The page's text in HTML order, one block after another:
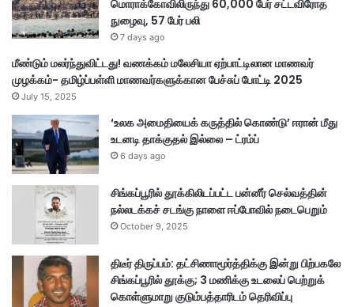
மொராக்கோவிலிருந்து 60,000 பேர் சட்டவிரோத
நுழைவு, 57 பேர் பலி
7 days ago
மீண்டும் மலர்ந்துவிட்டது! வணக்கம் மலேசியா ஏற்பாட்டிலான மாணவர்
முழக்கம்- தமிழ்ப்பள்ளி மாணவர்களுக்கான பேச்சுப் போட்டி 2025
July 15, 2025
‘உலக அமைதியைக் கருத்தில் கொண்டு’ ஈரான் மீது
உடனடி தாக்குதல் இல்லை – ட்ரம்ப்
6 days ago
சிங்கப்பூரில் தூக்கிலிடப்பட்ட பன்னீர் செல்வத்தின்
நல்லடக்கச் சடங்கு நாளை ஈப்போவில் நடைபெறும்
October 9, 2025
திடீர் திருப்பம்: தட்சிணாமூர்த்திக்கு இன்று பிற்பகலே
சிங்கப்பூரில் தூக்கு; 3 மணிக்கு உடலைப் பெற்றுக்
கொள்ளுமாறு குடும்பத்தாரிடம் தெரிவிப்பு